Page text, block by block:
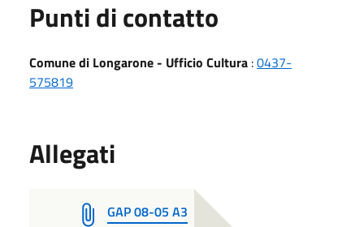
Punti di contatto
Comune di Longarone - Ufficio Cultura :0437-
575819
Allegati
GAP 08-05 A3